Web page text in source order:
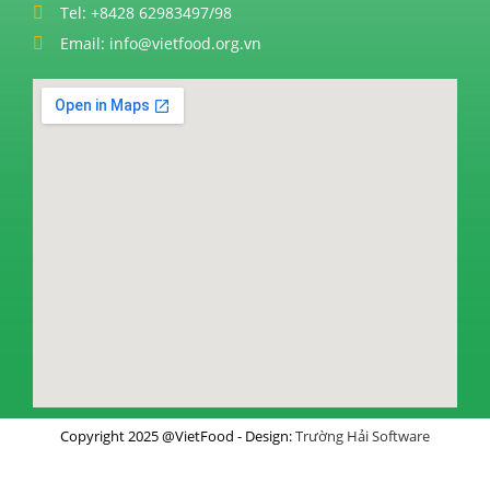
Tel: +8428 62983497/98
Email: info@vietfood.org.vn
Copyright 2025 @VietFood - Design:Trường Hải Software